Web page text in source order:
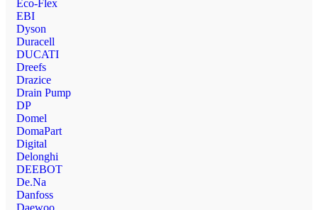
Eco-Flex
EBI
Dyson
Duracell
DUCATI
Dreefs
Drazice
Drain Pump
DP
Domel
DomaPart
Digital
Delonghi
DEEBOT
De.Na
Danfoss